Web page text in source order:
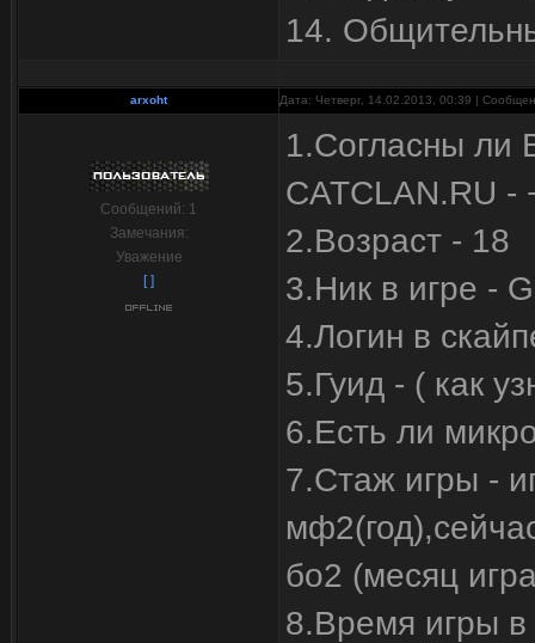
14.
arxoht Дата: Четверг, 14.02.2013, 00:39 |
Сообщений: 1
Замечания:
Уважение
[ ]
1.Согласны ли
CATCLAN.RU -
2.Возраст - 18
3.Ник в игре -
4.Логин в
5.Гуид - ( как
6.Есть ли
7.Стаж игры -
бо2 (месяц
8.Время игры в